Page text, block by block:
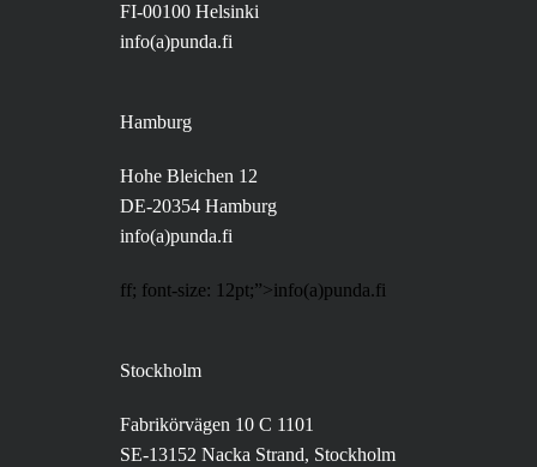
FI-00100 Helsinki
info(a)punda.fi
Hamburg
Hohe Bleichen 12
DE-20354 Hamburg
info(a)punda.fi
ff; font-size: 12pt;”>info(a)punda.fi
Stockholm
Fabrikörvägen 10 C 1101
SE-13152 Nacka Strand, Stockholm